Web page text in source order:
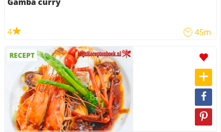
Gamba curry
4 45m
RECEPT